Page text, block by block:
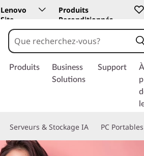
Lenovo
Site
Education
Produits
Reconditionnés
Produits
Business
Solutions
Support
À
Serveurs & Stockage IA PC